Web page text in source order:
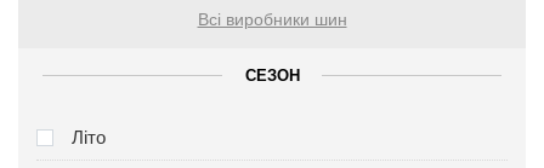
Всі виробники шин
СЕЗОН
Літо